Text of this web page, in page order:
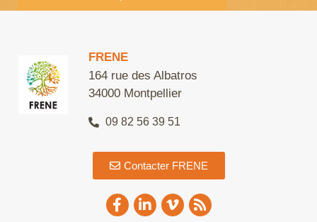
FRENE
164 rue des Albatros
34000 Montpellier
09 82 56 39 51
Contacter FRENE